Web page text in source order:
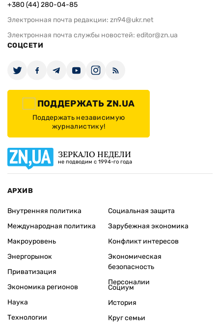
+380 (44) 280-04-85
Электронная почта редакции: zn94@ukr.net
Электронная почта службы новостей: editor@zn.ua
СОЦСЕТИ
ПОДДЕРЖАТЬ ZN.UA
Поддержать независимую
журналистику!
ЗЕРКАЛО НЕДЕЛИ
не подводим с 1994-го года
АРХИВ
Внутренняя политика
Международная политика
Макроуровень
Энергорынок
Приватизация
Экономика регионов
Социальная защита
Зарубежная экономика
Конфликт интересов
Экономическая
безопасность
Персоналии
Наука
Технологии
Социум
История
Круг семьи